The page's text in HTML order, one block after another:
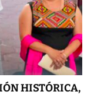
HISTÓRICA,